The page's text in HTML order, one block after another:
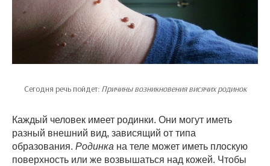
Сегодня речь пойдет: Причины возникновения висячих родинок
Каждый человек имеет родинки. Они могут иметь
разный внешний вид, зависящий от типа
образования. Родинка на теле может иметь плоскую
поверхность или же возвышаться над кожей. Чтобы